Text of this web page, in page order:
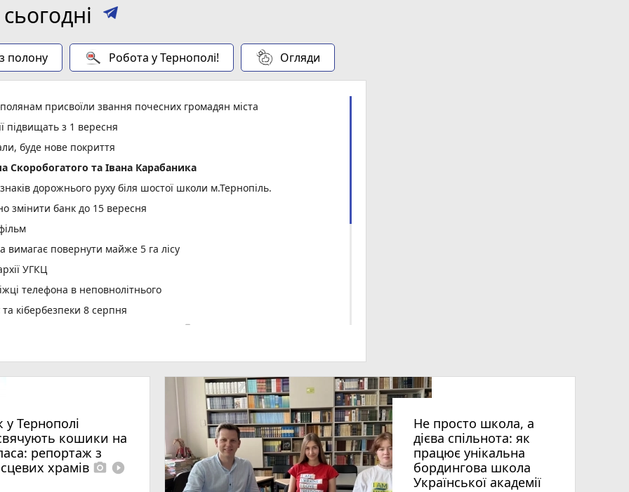
полону Робота у Тернополі! Огляди
присвоїли звання почесних громадян міста
підвищать з 1 вересня
буде нове покриття
Скоробогатого та Івана Карабаника
дорожнього руху біля шостої школи м.Тернопіль.
змінити банк до 15 вересня
вимагає повернути майже 5 га лісу
УГКЦ
телефона в неповнолітнього
кібербезпеки 8 серпня
photo_camera
у червні зріс на 9,7%: де платять найбільше та найменше
отримав медаль
трьома авто поблизу Кам'янок
Христового дівчині викликали «швидку» play_circle_filled
у Тернополі
кошики на
репортаж з
храмів photo_camera play_circle_filled
Не просто школа, а
дієва спільнота: як
працює унікальна
бордингова школа
Української академії